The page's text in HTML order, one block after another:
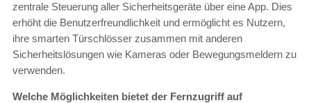
zentrale Steuerung aller Sicherheitsgeräte über eine App. Dies
erhöht die Benutzerfreundlichkeit und ermöglicht es Nutzern,
ihre smarten Türschlösser zusammen mit anderen
Sicherheitslösungen wie Kameras oder Bewegungsmeldern zu
verwenden.
Welche Möglichkeiten bietet der Fernzugriff auf